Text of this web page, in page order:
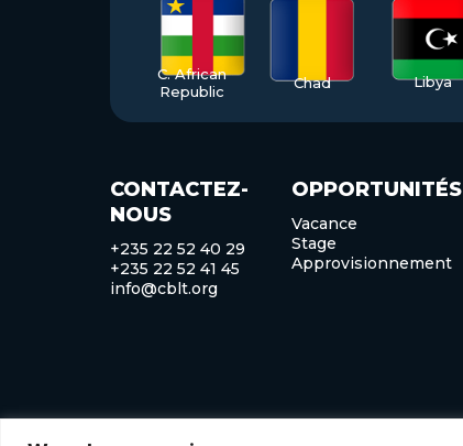
C. African
Republic
Chad Libya
CONTACTEZ-
NOUS
+235 22 52 40 29
+235 22 52 41 45
info@cblt.org
OPPORTUNITÉS
Vacance
Stage
Approvisionnement